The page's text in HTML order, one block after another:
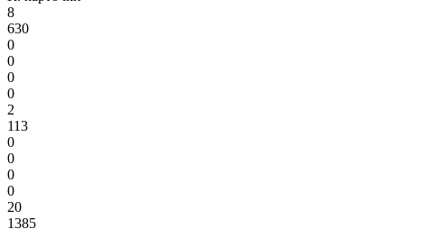
8
630
0
0
0
0
2
113
0
0
0
0
20
1385